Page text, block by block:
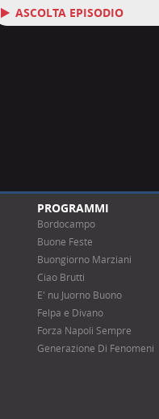
ASCOLTA EPISODIO
PROGRAMMI
Bordocampo
Buone Feste
Buongiorno Marziani
Ciao Brutti
E' nu Juorno Buono
Felpa e Divano
Forza Napoli Sempre
Generazione Di Fenomeni